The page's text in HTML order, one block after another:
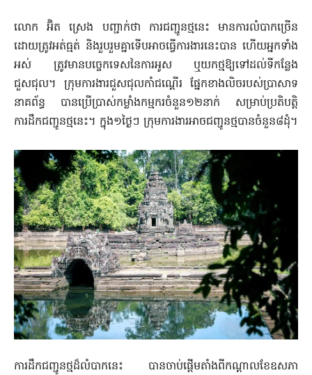
លោក អ៊ិត ស្រេង បញ្ជាក់ថា ការជញ្ជូនថ្មនេះ មានការលំបាកច្រើន
ដោយត្រូវអត់ធ្មត់ និងរួបរួមគ្នាទើបអាចធ្វើការងារនេះបាន ហើយអ្នកទាំង
អស់ ត្រូវមានបច្ចេកទេសនៃការអូស ឬយកថ្មឱ្យទៅដល់ទីកន្លែង
ជួសជុល។ ក្រុមការងារជួសជុលកាំជណ្តើរ ផ្នែកខាងលិចរបស់ប្រាសាទ
នាគព័ន្ធ បានប្រើប្រាស់កម្លាំងកម្មករចំនួន១២នាក់ សម្រាប់ប្រតិបត្តិ
ការដឹកជញ្ជូនថ្មនេះ។ ក្នុង១ថ្ងៃៗ ក្រុមការងារអាចជញ្ជូនថ្មបានចំនួន៨ដុំ។
ការដឹកជញ្ជូនថ្មដ៏លំបាកនេះ បានចាប់ផ្ដើមតាំងពីកណ្ដាលខែឧសភា